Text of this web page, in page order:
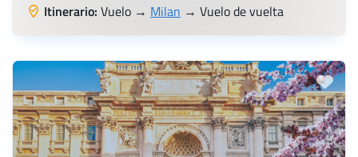
Itinerario: Vuelo → Milan → Vuelo de vuelta